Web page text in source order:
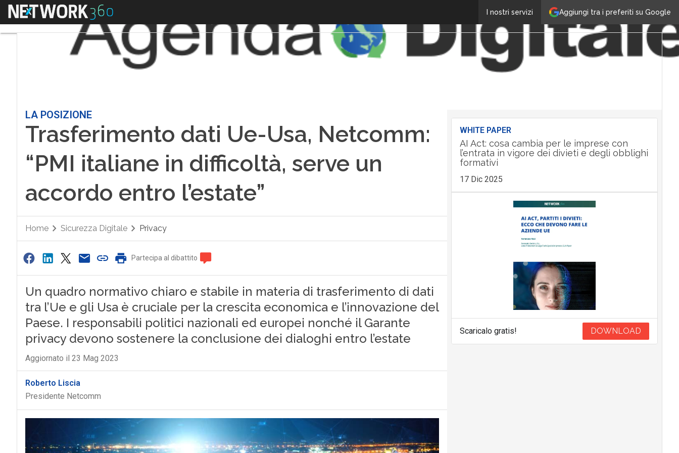
Aggiungi tra i preferiti su Google
I nostri servizi
Menu
LA POSIZIONE
Trasferimento dati Ue-Usa, Netcomm:
“PMI italiane in difficoltà, serve un
accordo entro l’estate”
Home Sicurezza Digitale Privacy
Partecipa al dibattito
Un quadro normativo chiaro e stabile in materia di trasferimento di dati
tra l’Ue e gli Usa è cruciale per la crescita economica e l’innovazione del
Paese. I responsabili politici nazionali ed europei nonché il Garante
privacy devono sostenere la conclusione dei dialoghi entro l’estate
Aggiornato il 23 Mag 2023
Roberto Liscia
Presidente Netcomm
WHITE PAPER
AI Act: cosa cambia per le imprese con
l’entrata in vigore dei divieti e degli obblighi
formativi
17 Dic 2025
Scaricalo gratis! DOWNLOAD